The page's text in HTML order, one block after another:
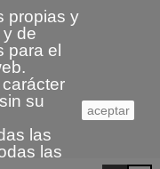
propias y
de
para el
su
las
las
aceptar